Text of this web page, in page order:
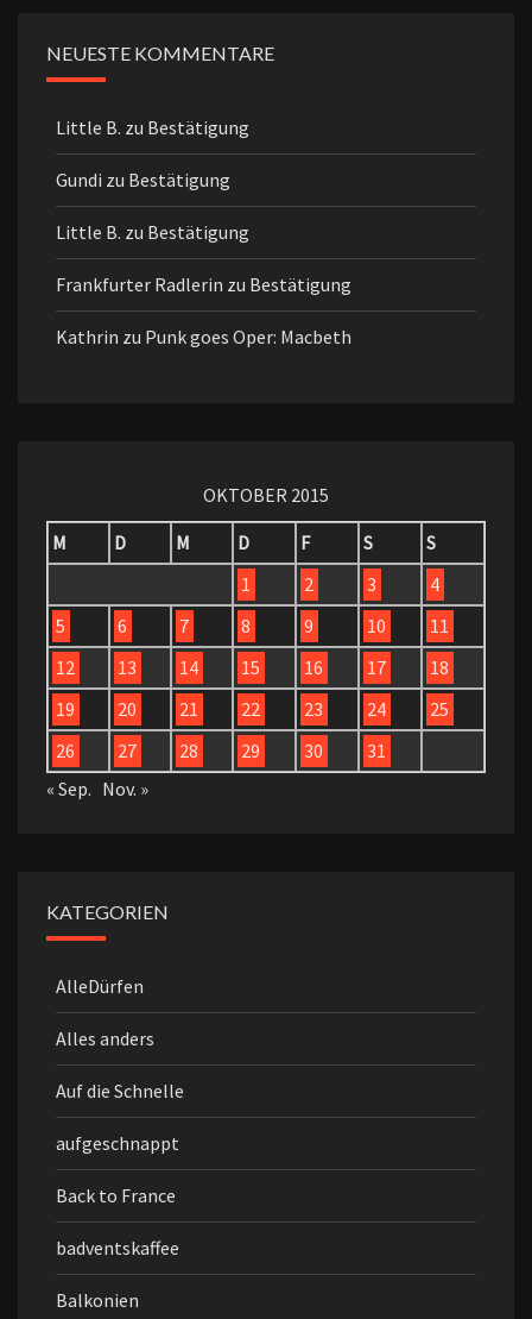
NEUESTE KOMMENTARE
Little B. zu Bestätigung
Gundi zu Bestätigung
Little B. zu Bestätigung
Frankfurter Radlerin zu Bestätigung
Kathrin zu Punk goes Oper: Macbeth
OKTOBER 2015
M
D M D F S
S
1
2 3
4
5
6 7 8 9 10
11
12
13 14 15 16 17
18
19
20 21 22 23 24
25
26
27 28 29 30
31
« Sep. Nov. »
KATEGORIEN
AlleDürfen
Alles anders
Auf die Schnelle
aufgeschnappt
Back to France
badventskaffee
Balkonien